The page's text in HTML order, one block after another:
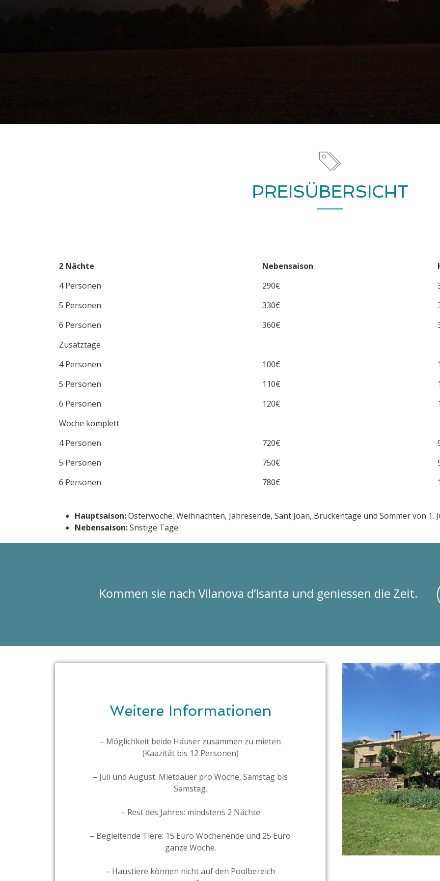
PREISÜBERSICHT
2 Nächte Nebensaison
4 Personen
290€
5 Personen
330€
6 Personen
360€
Zusatztage
4 Personen
100€
5 Personen
110€
6 Personen
120€
Woche komplett
4 Personen
720€
5 Personen
750€
6 Personen
780€
Hauptsaison:Osterwoche, Weihnachten, Jahresende, Sant Joan, Brückentage und Sommer von 1.
Nebensaison:Snstige Tage
Kommen sie nach Vilanova d’Isanta und geniessen die Zeit.
Weitere Informationen
– Möglichkeit beide Häuser zusammen zu mieten
(Kaazität bis 12 Personen)
– Juli und August: Mietdauer pro Woche, Samstag bis
Samstag.
– Rest des Jahres: mindstens 2 Nächte
– Begleitende Tiere: 15 Euro Wochenende und 25 Euro
ganze Woche.
– Haustiere können nicht auf den Poolbereich